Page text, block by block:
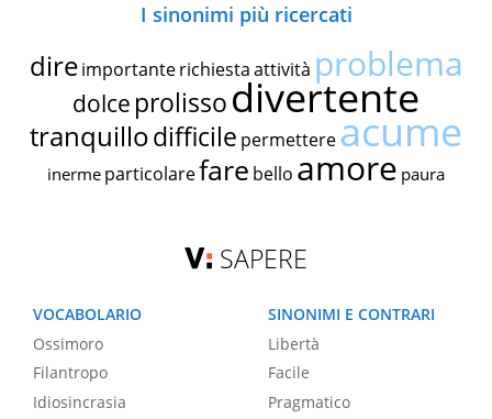
I sinonimi più ricercati
dire importante richiestaattività problema
dolce prolissodivertente
tranquillodifficile permettereacume
inerme particolarefare bello amore paura
SAPERE
VOCABOLARIO
Ossimoro
Filantropo
Idiosincrasia
SINONIMI E CONTRARI
Libertà
Facile
Pragmatico